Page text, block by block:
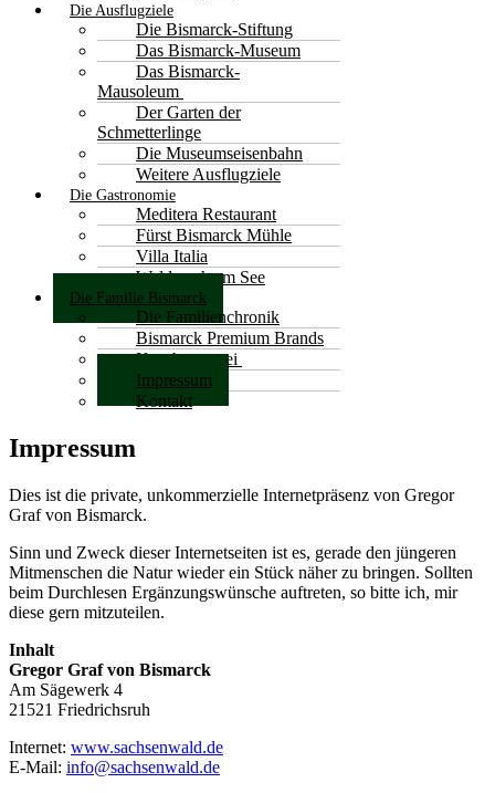
Die Ausflugziele
Die Bismarck-Stiftung
Das Bismarck-Museum
Das Bismarck-
Mausoleum
Der Garten der
Schmetterlinge
Die Museumseisenbahn
Weitere Ausflugziele
Die Gastronomie
Meditera Restaurant
Fürst Bismarck Mühle
Villa Italia
Waldesruh am See
Die Familie Bismarck
Die Familienchronik
Bismarck Premium Brands
Kornbrennerei
Impressum
Kontakt
Impressum
Dies ist die private, unkommerzielle Internetpräsenz von Gregor
Graf von Bismarck.
Sinn und Zweck dieser Internetseiten ist es, gerade den jüngeren
Mitmenschen die Natur wieder ein Stück näher zu bringen. Sollten
beim Durchlesen Ergänzungswünsche auftreten, so bitte ich, mir
diese gern mitzuteilen.
Inhalt
Gregor Graf von Bismarck
Am Sägewerk 4
21521 Friedrichsruh
Internet: www.sachsenwald.de
E-Mail: info@sachsenwald.de